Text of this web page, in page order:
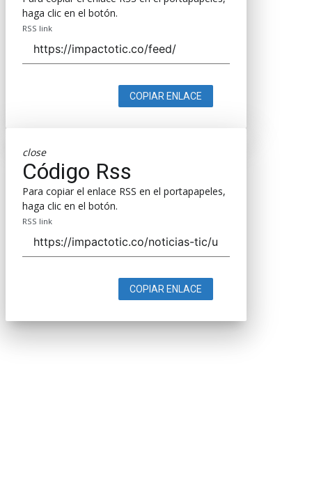
haga clic en el botón.
RSS link
COPIAR ENLACE
close
Código Rss
Para copiar el enlace RSS en el portapapeles,
haga clic en el botón.
RSS link
COPIAR ENLACE